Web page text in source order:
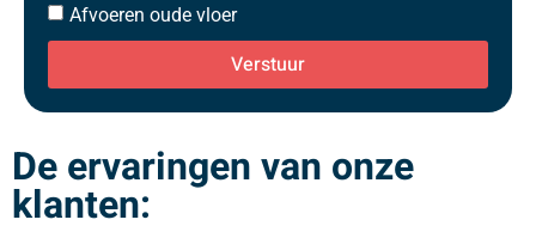
Afvoeren oude vloer
Verstuur
De ervaringen van onze
klanten: